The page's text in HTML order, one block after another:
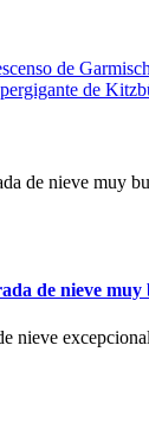
de
de
de nieve muy